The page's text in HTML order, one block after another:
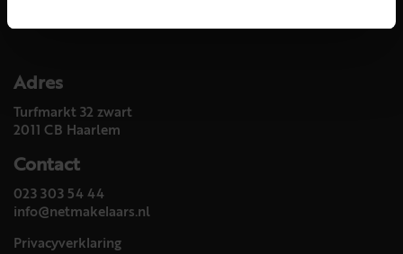
Adres
Turfmarkt 32 zwart
2011 CB Haarlem
Contact
023 303 54 44
info@netmakelaars.nl
Privacyverklaring